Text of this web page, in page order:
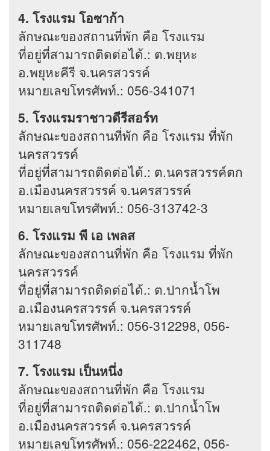
4. โรงแรม โอซาก้า
ลักษณะของสถานที่พัก คือ โรงแรม
ที่อยู่ที่สามารถติดต่อได้.: ต.พยุหะ
อ.พยุหะคีรี จ.นครสวรรค์
หมายเลขโทรศัพท์.: 056-341071
5. โรงแรมราชาวดีรีสอร์ท
ลักษณะของสถานที่พัก คือ โรงแรม ที่พัก
นครสวรรค์
ที่อยู่ที่สามารถติดต่อได้.: ต.นครสวรรค์ตก
อ.เมืองนครสวรรค์ จ.นครสวรรค์
หมายเลขโทรศัพท์.: 056-313742-3
6. โรงแรม พี เอ เพลส
ลักษณะของสถานที่พัก คือ โรงแรม ที่พัก
นครสวรรค์
ที่อยู่ที่สามารถติดต่อได้.: ต.ปากน้ำโพ
อ.เมืองนครสวรรค์ จ.นครสวรรค์
หมายเลขโทรศัพท์.: 056-312298, 056-
311748
7. โรงแรม เป็นหนึ่ง
ลักษณะของสถานที่พัก คือ โรงแรม
ที่อยู่ที่สามารถติดต่อได้.: ต.ปากน้ำโพ
อ.เมืองนครสวรรค์ จ.นครสวรรค์
หมายเลขโทรศัพท์.: 056-222462, 056-